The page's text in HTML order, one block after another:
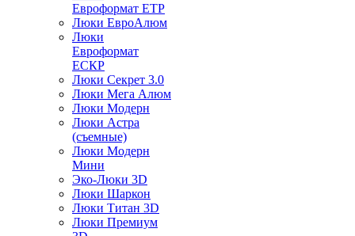
Евроформат ЕТР
Люки ЕвроАлюм
Люки
Евроформат
ЕСКР
Люки Секрет 3.0
Люки Мега Алюм
Люки Модерн
Люки Астра
(съемные)
Люки Модерн
Мини
Эко-Люки 3D
Люки Шаркон
Люки Титан 3D
Люки Премиум